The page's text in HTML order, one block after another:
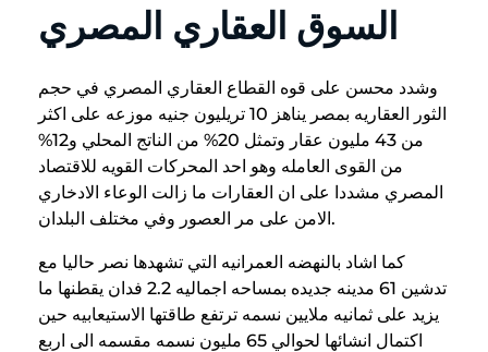
السوق العقاري المصري
وشدد محسن على قوه القطاع العقاري المصري في حجم
الثور العقاريه بمصر يناهز 10 تريليون جنيه موزعه على اكثر
من 43 مليون عقار وتمثل 20% من الناتج المحلي و12%
من القوى العامله وهو احد المحركات القويه للاقتصاد
المصري مشددا على ان العقارات ما زالت الوعاء الادخاري
الامن على مر العصور وفي مختلف البلدان.
كما اشاد بالنهضه العمرانيه التي تشهدها نصر حاليا مع
تدشين 61 مدينه جديده بمساحه اجماليه 2.2 فدان يقطنها ما
يزيد على ثمانيه ملايين نسمه ترتفع طاقتها الاستيعابيه حين
اكتمال انشائها لحوالي 65 مليون نسمه مقسمه الى اربع